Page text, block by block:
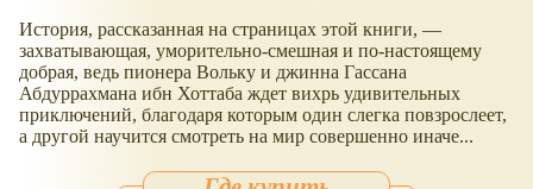
История, рассказанная на страницах этой книги, —
захватывающая, уморительно-смешная и по-настоящему
добрая, ведь пионера Вольку и джинна Гассана
Абдуррахмана ибн Хоттаба ждет вихрь удивительных
приключений, благодаря которым один слегка повзрослеет,
а другой научится смотреть на мир совершенно иначе...